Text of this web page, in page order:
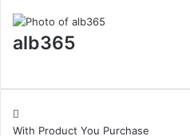
alb365
With Product You Purchase